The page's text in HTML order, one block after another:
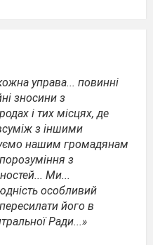
управа... повинні
зносини з
і тих місцях, де
з іншими
нашим громадянам
з
Ми...
особливий
його в
Ради...»